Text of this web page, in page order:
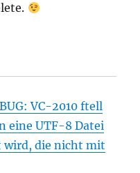
VC-2010 ftell
eine UTF-8 Datei
wird, die nicht mit